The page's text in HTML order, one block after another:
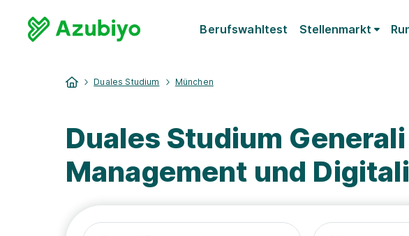
Berufswahltest Stellenmarkt
Duales Studium München
Duales Studium
Management und